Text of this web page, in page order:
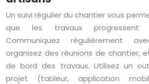
Un suivi régulier du chantier vous
que les travaux progressent
Communiquez régulièrement
organisez des réunions de chantier,
de bord des travaux. Utilisez un
projet (tableur, application